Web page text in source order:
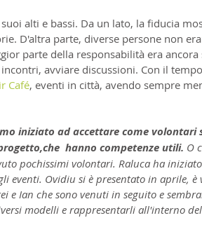
alti e bassi. Da un lato, la fiducia
D'altra parte, diverse persone non
parte della responsabilità era ancora
avviare discussioni. Con il
Café, eventi in città, avendo sempre
iniziato ad accettare come volontari
hanno competenze utili. O
pochissimi volontari. Raluca ha
eventi. Ovidiu si è presentato in aprile,
e Ian che sono venuti in seguito e
modelli e rappresentarli all'interno